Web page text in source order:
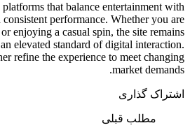
that balance entertainment with
performance. Whether you are
enjoying a casual spin, the site remains
elevated standard of digital interaction.
refine the experience to meet changing
market demands.
اشتراک گذاری
مطلب قبلی